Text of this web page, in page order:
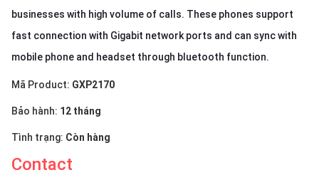
businesses with high volume of calls. These phones support
fast connection with Gigabit network ports and can sync with
mobile phone and headset through bluetooth function.
Mã Product: GXP2170
Bảo hành: 12 tháng
Tình trạng: Còn hàng
Contact
Tiếng